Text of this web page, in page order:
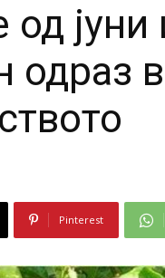
јуни
одраз
Pinterest